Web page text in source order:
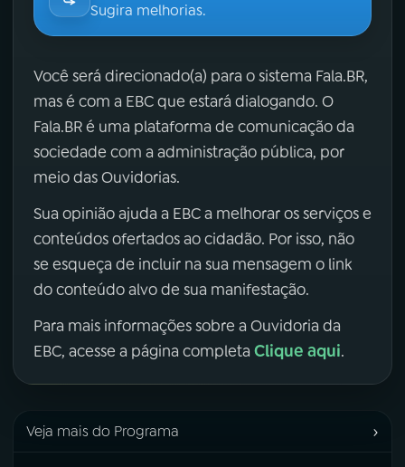
Sugira melhorias.
Você será direcionado(a) para o sistema Fala.BR,
mas é com a EBC que estará dialogando. O
Fala.BR é uma plataforma de comunicação da
sociedade com a administração pública, por
meio das Ouvidorias.
Sua opinião ajuda a EBC a melhorar os serviços e
conteúdos ofertados ao cidadão. Por isso, não
se esqueça de incluir na sua mensagem o link
do conteúdo alvo de sua manifestação.
Para mais informações sobre a Ouvidoria da
EBC, acesse a página completa Clique aqui.
Veja mais do Programa ›